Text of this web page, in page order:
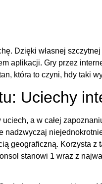
Dzięki własnej
aplikacji. Gry przez
która to czyni, hdy taki
Uciechy
a w całej
geograficzną. Korzysta
stanowi 1 wraz z